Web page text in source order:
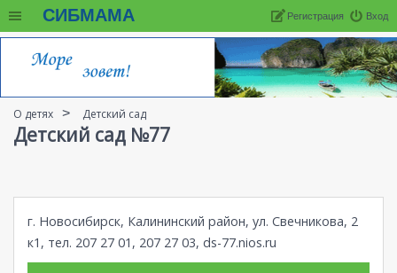
СИБМАМА Вход
Регистрация
О детях Детский сад
Детский сад №77
г. Новосибирск, Калининский район, ул. Свечникова, 2
к1, тел. 207 27 01, 207 27 03, ds-77.nios.ru